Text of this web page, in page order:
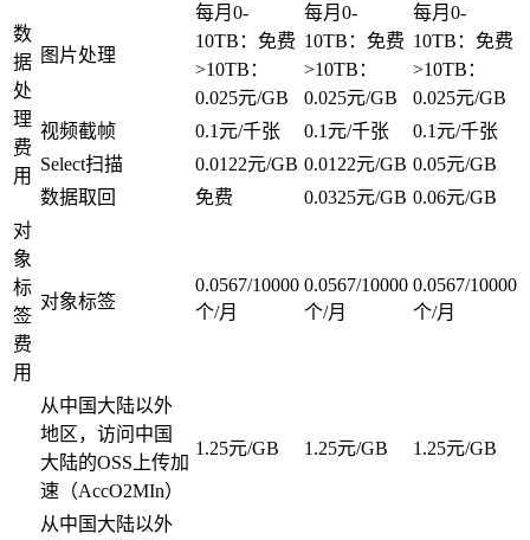
数
据
处
理
费
用
图片处理
每月0-
10TB：免费
>10TB：
0.025元/GB
每月0-
10TB：免费
>10TB：
0.025元/GB
每月0-
10TB：免费
>10TB：
0.025元/GB
视频截帧
0.1元/千张 0.1元/千张
0.1元/千张
Select扫描
0.0122元/GB 0.0122元/GB 0.05元/GB
数据取回
免费 0.0325元/GB 0.06元/GB
对
象
标
签
费
用
对象标签
0.0567/10000
个/月
0.0567/10000
个/月
0.0567/10000
个/月
从中国大陆以外
地区，访问中国
大陆的OSS上传加
速（AccO2MIn）
1.25元/GB 1.25元/GB 1.25元/GB
从中国大陆以外